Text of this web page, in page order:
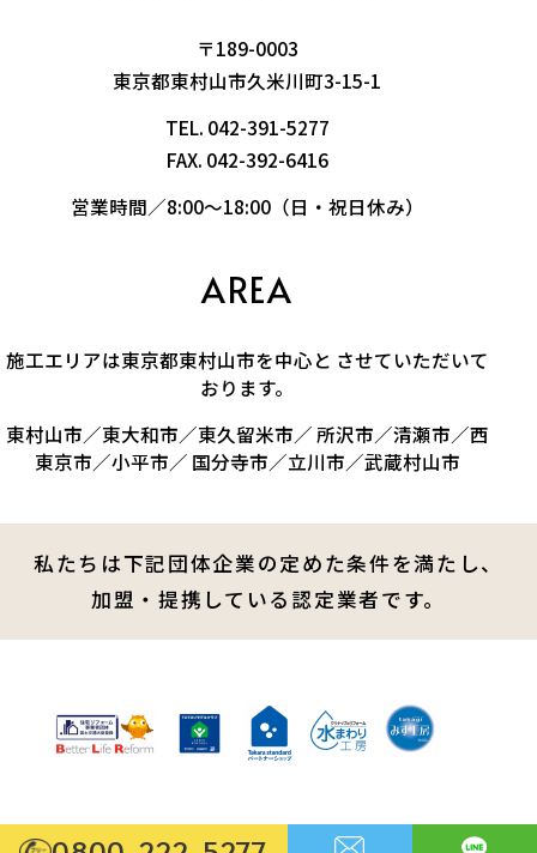
〒189-0003
東京都東村山市久米川町3-15-1
TEL. 042-391-5277
FAX. 042-392-6416
営業時間／8:00～18:00（日・祝日休み）
AREA
施工エリアは東京都東村山市を中心と させていただいて
おります。
東村山市／東大和市／東久留米市／ 所沢市／清瀬市／西
東京市／小平市／ 国分寺市／立川市／武蔵村山市
私たちは下記団体企業の定めた条件を満たし、
加盟・提携している認定業者です。